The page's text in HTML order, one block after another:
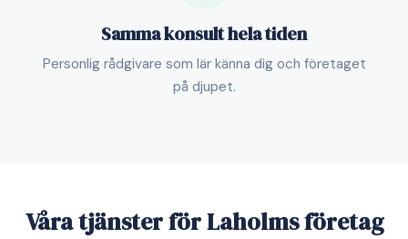
Samma konsult hela tiden
Personlig rådgivare som lär känna dig och företaget
på djupet.
Våra tjänster för Laholms företag